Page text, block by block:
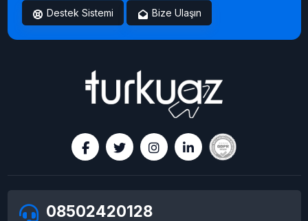
Destek Sistemi
Bize Ulaşın
08502420128